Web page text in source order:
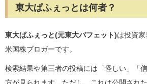
東大ぱふぇっとは何者？
東大ぱふぇっと(元東大バフェット)は投資
米国株ブロガーです。
検索結果や第三者の投稿には「怪しい」「